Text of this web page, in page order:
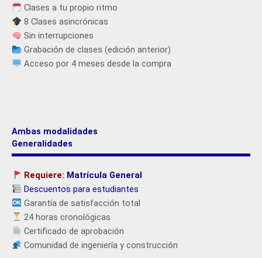
Clases a tu propio ritmo
8 Clases asincrónicas
Sin interrupciones
Grabación de clases (edición anterior)
Acceso por 4 meses desde la compra
Ambas modalidades
Generalidades
Requiere: Matrícula General
Descuentos para estudiantes
Garantía de satisfacción total
24 horas cronológicas
Certificado de aprobación
Comunidad de ingeniería y construcción